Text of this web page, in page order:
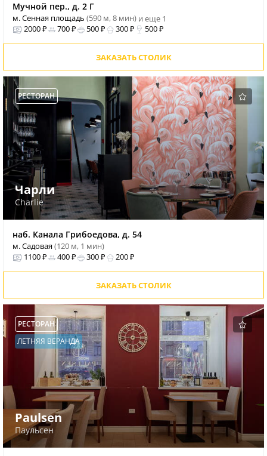
Мучной пер., д. 2 Г
м. Сенная площадь (590 м, 8 мин) и еще 1
2000 ₽
700 ₽ 500 ₽ 300 ₽ 500 ₽
ЗАКАЗАТЬ СТОЛИК
РЕСТОРАН
Чарли
Charlie
наб. Канала Грибоедова, д. 54
м. Садовая(120 м, 1 мин)
1100 ₽
400 ₽ 300 ₽ 200 ₽
ЗАКАЗАТЬ СТОЛИК
РЕСТОРАН
ЛЕТНЯЯ ВЕРАНДА
Paulsen
Паульсен